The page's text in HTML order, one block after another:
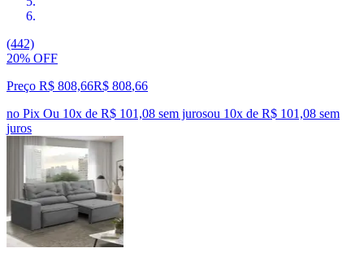
(442)
20% OFF
Preço R$ 808,66R$ 808,66
no Pix Ou 10x de R$ 101,08 sem jurosou 10x de R$ 101,08 sem
juros